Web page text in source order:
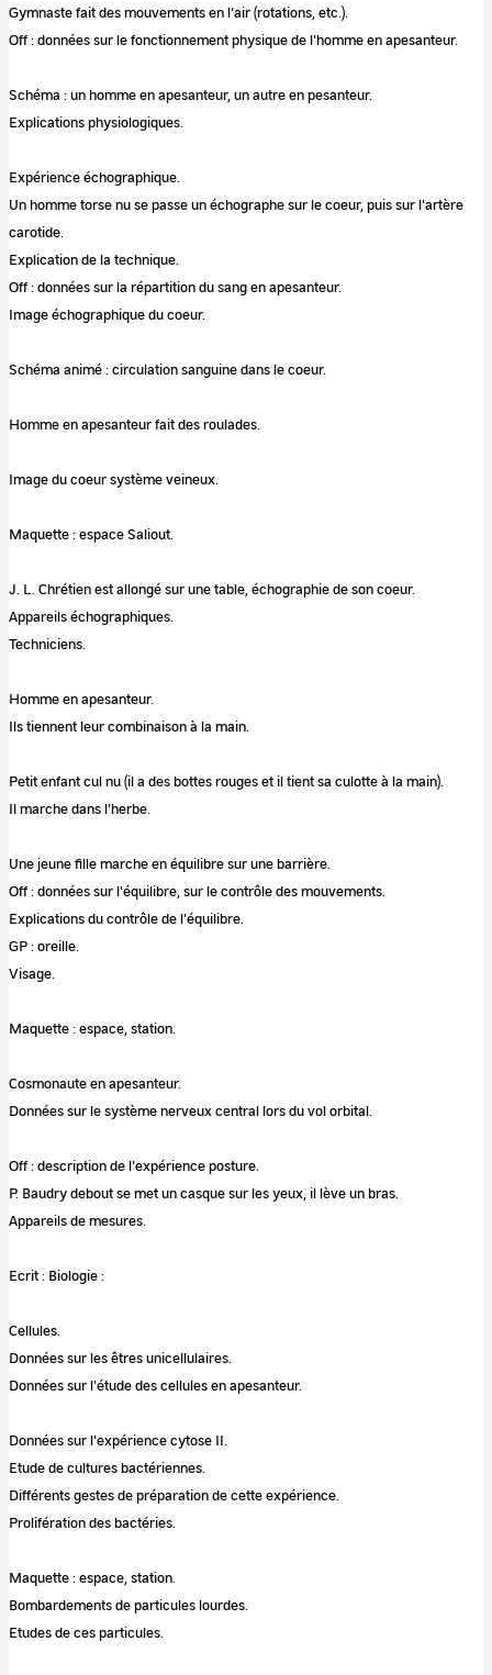
Gymnaste fait des mouvements en l'air (rotations, etc.).
Off : données sur le fonctionnement physique de l'homme en apesanteur.
Schéma : un homme en apesanteur, un autre en pesanteur.
Explications physiologiques.
Expérience échographique.
Un homme torse nu se passe un échographe sur le coeur, puis sur l'artère
carotide.
Explication de la technique.
Off : données sur la répartition du sang en apesanteur.
Image échographique du coeur.
Schéma animé : circulation sanguine dans le coeur.
Homme en apesanteur fait des roulades.
Image du coeur système veineux.
Maquette : espace Saliout.
J. L. Chrétien est allongé sur une table, échographie de son coeur.
Appareils échographiques.
Techniciens.
Homme en apesanteur.
Ils tiennent leur combinaison à la main.
Petit enfant cul nu (il a des bottes rouges et il tient sa culotte à la main).
Il marche dans l'herbe.
Une jeune fille marche en équilibre sur une barrière.
Off : données sur l'équilibre, sur le contrôle des mouvements.
Explications du contrôle de l'équilibre.
GP : oreille.
Visage.
Maquette : espace, station.
Cosmonaute en apesanteur.
Données sur le système nerveux central lors du vol orbital.
Off : description de l'expérience posture.
P. Baudry debout se met un casque sur les yeux, il lève un bras.
Appareils de mesures.
Ecrit : Biologie :
Cellules.
Données sur les êtres unicellulaires.
Données sur l'étude des cellules en apesanteur.
Données sur l'expérience cytose II.
Etude de cultures bactériennes.
Différents gestes de préparation de cette expérience.
Prolifération des bactéries.
Maquette : espace, station.
Bombardements de particules lourdes.
Etudes de ces particules.